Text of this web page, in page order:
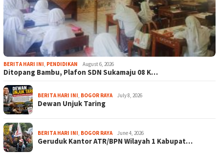
BERITA HARI INI, PENDIDIKAN August 6, 2026
Ditopang Bambu, Plafon SDN Sukamaju 08 K…
BERITA HARI INI, BOGOR RAYA July 8, 2026
Dewan Unjuk Taring
BERITA HARI INI, BOGOR RAYA June 4, 2026
Geruduk Kantor ATR/BPN Wilayah 1 Kabupat…